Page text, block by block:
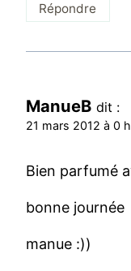
Répondre
ManueB dit :
21 mars 2012 à 0
Bien parfumé
bonne journée
manue :))